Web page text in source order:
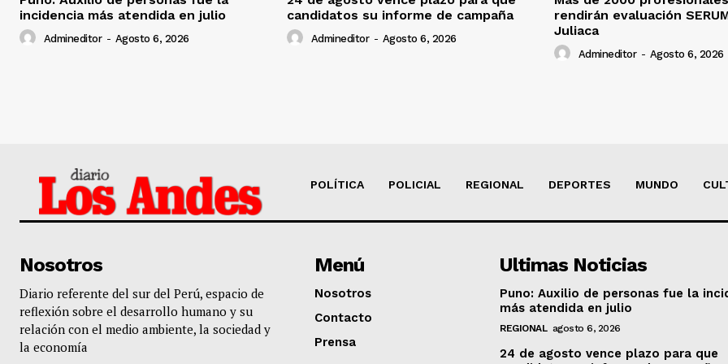
incidencia más atendida en julio
Admineditor - Agosto 6, 2026
candidatos su informe de campaña
Admineditor - Agosto 6, 2026
rendirán evaluación
Juliaca
Admineditor - Agosto 6, 2026
POLÍTICA POLICIAL REGIONAL DEPORTES MUNDO
Nosotros
Diario referente del sur del Perú, espacio de
reflexión sobre el desarrollo humano y su
relación con el medio ambiente, la sociedad y
la economía
Menú
Nosotros
Contacto
Prensa
Ultimas Noticias
Puno: Auxilio de personas fue la
más atendida en julio
REGIONAL agosto 6, 2026
24 de agosto vence plazo para que